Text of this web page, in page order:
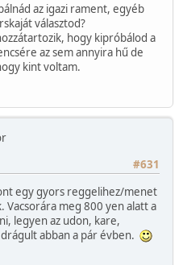
az igazi rament, egyéb
választod?
hogy kipróbálod a
az sem annyira hű de
kint voltam.
#631
egy gyors reggelihez/menet
Vacsorára meg 800 yen alatt a
legyen az udon, kare,
abban a pár évben.